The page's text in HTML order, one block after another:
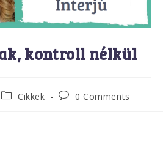
kontroll nélkül
Cikkek 0 Comments